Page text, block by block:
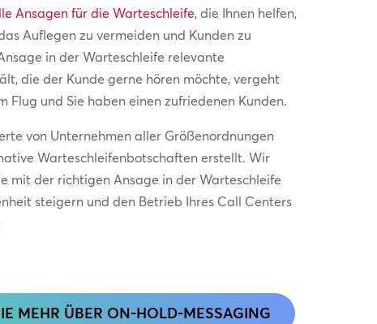
Ansagen für die Warteschleife, die Ihnen helfen,
Auflegen zu vermeiden und Kunden zu
in der Warteschleife relevante
die der Kunde gerne hören möchte, vergeht
Flug und Sie haben einen zufriedenen Kunden.
von Unternehmen aller Größenordnungen
Warteschleifenbotschaften erstellt. Wir
mit der richtigen Ansage in der Warteschleife
steigern und den Betrieb Ihres Call Centers
MEHR ÜBER ON-HOLD-MESSAGING